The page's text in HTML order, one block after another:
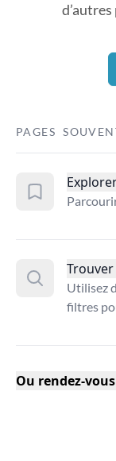
PAGES
Utilisez
filtres
Ou rendez-